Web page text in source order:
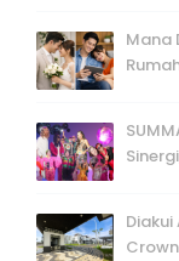
Mana